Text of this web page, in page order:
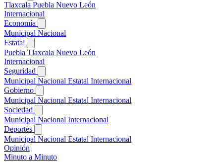
Tlaxcala Puebla Nuevo León
Internacional
Economía
Municipal Nacional
Estatal
Puebla Tlaxcala Nuevo León
Internacional
Seguridad
Municipal Nacional Estatal Internacional
Gobierno
Municipal Nacional Estatal Internacional
Sociedad
Municipal Nacional Internacional
Deportes
Municipal Nacional Estatal Internacional
Opinión
Minuto a Minuto